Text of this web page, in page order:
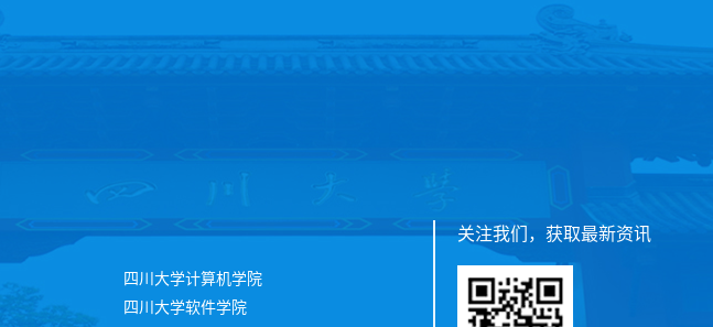
四川大学计算机学院
四川大学软件学院
关注我们，获取最新资讯